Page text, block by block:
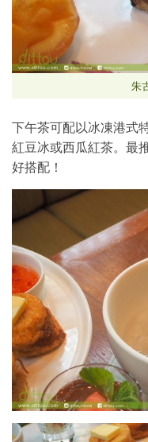
朱
下午茶可配以冰凍港式
紅豆冰或西瓜紅茶。最
好搭配！